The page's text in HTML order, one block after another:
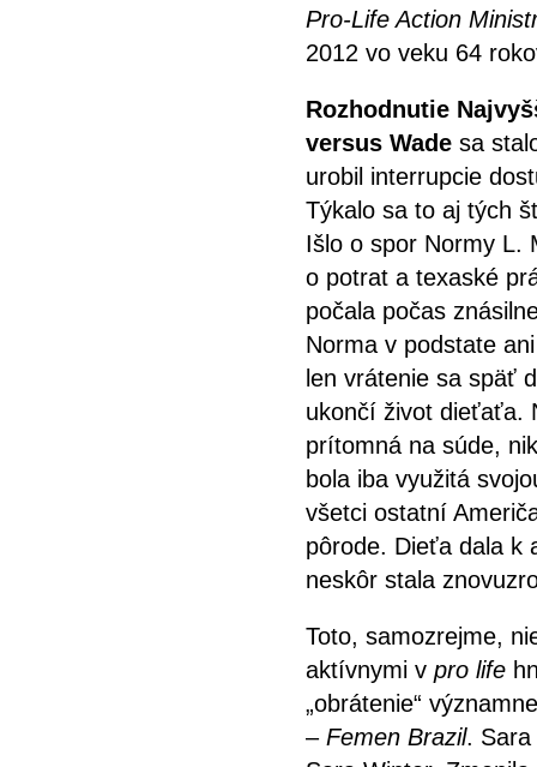
Pro-Life Action
2012 vo veku 64
Rozhodnutie
versus Wade sa
urobil interrupcie
Týkalo sa to aj tých
Išlo o spor Normy L.
o potrat a texaské
počala počas
Norma v podstate
len vrátenie sa späť
ukončí život dieťaťa.
prítomná na súde,
bola iba využitá
všetci ostatní
pôrode. Dieťa dala k
neskôr stala
Toto, samozrejme,
aktívnymi v pro life
„obrátenie“
– Femen Brazil. Sara